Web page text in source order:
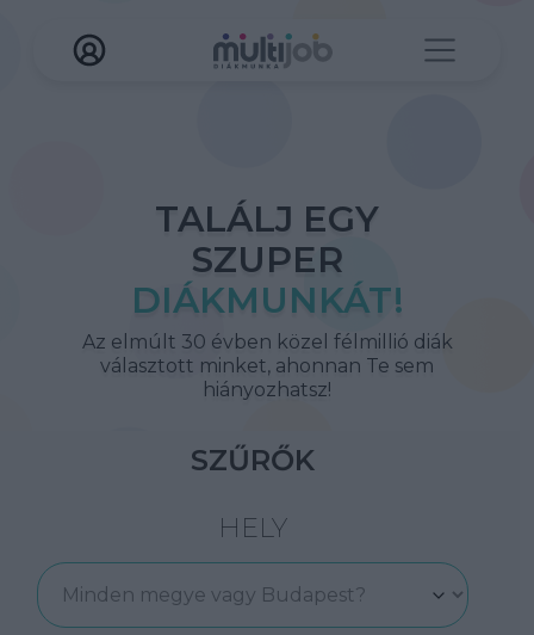
TALÁLJ EGY
SZUPER
DIÁKMUNKÁT!
Az elmúlt 30 évben közel félmillió diák
választott minket, ahonnan Te sem
hiányozhatsz!
SZŰRŐK
HELY